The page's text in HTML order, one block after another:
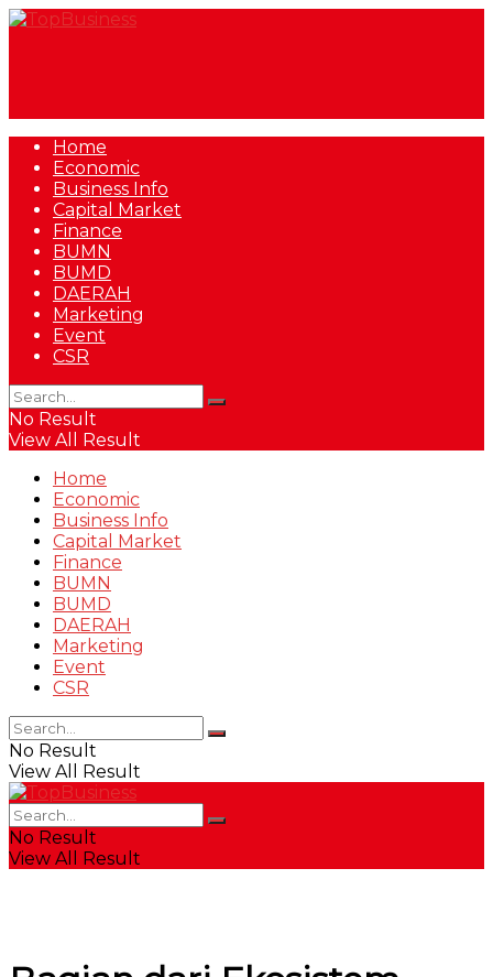
Home
Economic
Business Info
Capital Market
Finance
BUMN
BUMD
DAERAH
Marketing
Event
CSR
No Result
View All Result
Home
Economic
Business Info
Capital Market
Finance
BUMN
BUMD
DAERAH
Marketing
Event
CSR
No Result
View All Result
No Result
View All Result